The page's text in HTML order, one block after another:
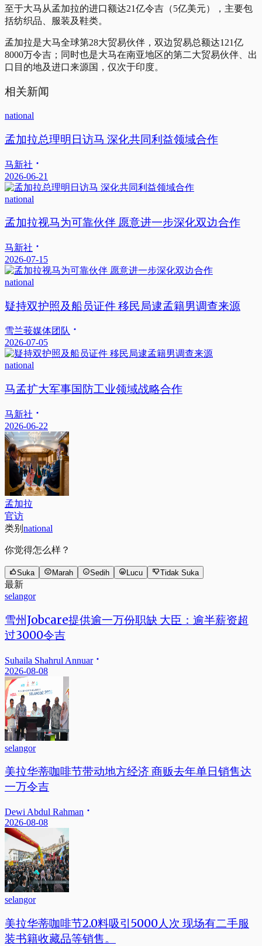
至于大马从孟加拉的进口额达21亿令吉（5亿美元），主要包
括纺织品、服装及鞋类。
孟加拉是大马全球第28大贸易伙伴，双边贸易总额达121亿
8000万令吉；同时也是大马在南亚地区的第二大贸易伙伴、出
口目的地及进口来源国，仅次于印度。
相关新闻
national
孟加拉总理明日访马 深化共同利益领域合作
马新社
2026-06-21
national
孟加拉视马为可靠伙伴 愿意进一步深化双边合作
马新社
2026-07-15
national
疑持双护照及船员证件 移民局逮孟籍男调查来源
雪兰莪媒体团队
2026-07-05
national
马孟扩大军事国防工业领域战略合作
马新社
2026-06-22
孟加拉
官访
类别 national
你觉得怎么样？
Suka Marah Sedih Lucu Tidak Suka
最新
selangor
雪州Jobcare提供逾一万份职缺 大臣：逾半薪资超
过3000令吉
Suhaila Shahrul Annuar
2026-08-08
selangor
美拉华蒂咖啡节带动地方经济 商贩去年单日销售达
一万令吉
Dewi Abdul Rahman
2026-08-08
selangor
美拉华蒂咖啡节2.0料吸引5000人次 现场有二手服
装书籍收藏品等销售。